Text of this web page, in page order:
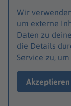
Wir
um externe
Daten zu
die Details
Service zu,